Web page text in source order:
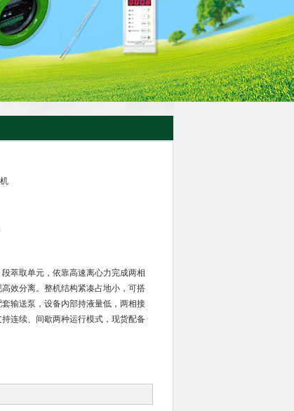
萃取单元，依靠高速离心力完成两相
效分离。整机结构紧凑占地小，可搭
输送泵，设备内部持液量低，两相接
连续、间歇两种运行模式，现货配备